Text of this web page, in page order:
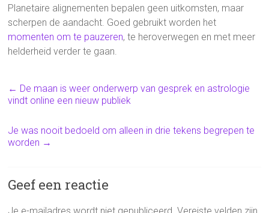
Planetaire alignementen bepalen geen uitkomsten, maar
scherpen de aandacht. Goed gebruikt worden het
momenten om te pauzeren, te heroverwegen en met meer
helderheid verder te gaan.
← De maan is weer onderwerp van gesprek en astrologie
vindt online een nieuw publiek
Je was nooit bedoeld om alleen in drie tekens begrepen te
worden →
Geef een reactie